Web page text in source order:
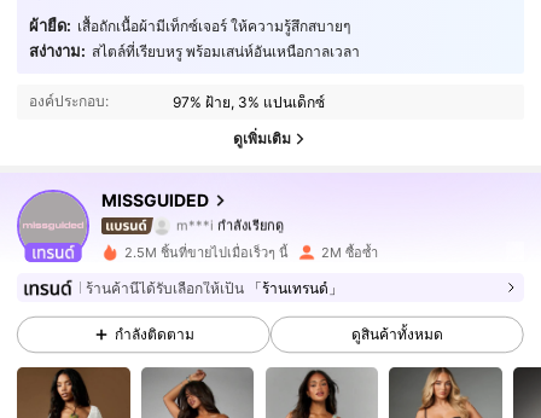
ผ้ายืด: เสื้อถักเนื้อผ้ามีเท็กซ์เจอร์ ให้ความรู้สึกสบายๆ
สง่างาม: สไตล์ที่เรียบหรู พร้อมเสน่ห์อันเหนือกาลเวลา
องค์ประกอบ: 97% ฝ้าย, 3% แปนเด็กซ์
ดูเพิ่มเติม
MISSGUIDED
4.88 3M ผู้ติดตาม
4.88 3M ผู้ติดตาม
m***i กำลังเรียกดู
4.88
3M ผู้ติดตาม
4.88 3M ผู้ติดตาม
3M ผู้ติดตาม
4.88 3M ผู้ติดตาม
2.5M ชิ้นที่ขายไปเมื่อเร็วๆ นี้ 2M ซื้อซ้ำ
ร้านค้านี้ได้รับเลือกให้เป็น 「ร้านเทรนด์」
กำลังติดตาม ดูสินค้าทั้งหมด